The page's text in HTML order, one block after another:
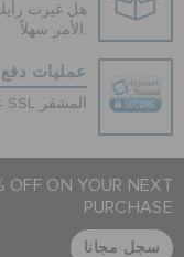
هل غيرت
الأمر سهلاً.
عمليات دفع
عمليات دفع آمنة 100% باستخدام اتصال SSL المشفر
OFF ON YOUR NEXT
PURCHASE
سجل مجانا